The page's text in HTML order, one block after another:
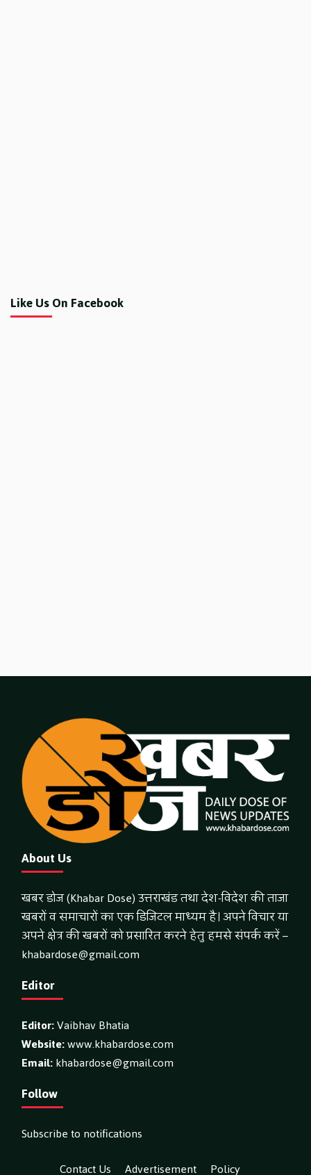
Like Us On Facebook
About Us
खबर डोज (Khabar Dose) उत्तराखंड तथा देश-विदेश की ताजा
खबरों व समाचारों का एक डिजिटल माध्यम है। अपने विचार या
अपने क्षेत्र की खबरों को प्रसारित करने हेतु हमसे संपर्क करें –
khabardose@gmail.com
Editor
Editor:Vaibhav Bhatia
Website:www.khabardose.com
Email:khabardose@gmail.com
Follow
Subscribe to notifications
Contact Us
Advertisement Policy